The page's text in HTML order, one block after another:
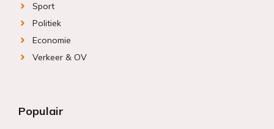
Sport
Politiek
Economie
Verkeer & OV
Populair